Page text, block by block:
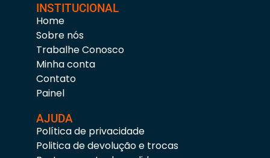
INSTITUCIONAL
Home
Sobre nós
Trabalhe Conosco
Minha conta
Contato
Painel
AJUDA
Política de privacidade
Politica de devolução e trocas